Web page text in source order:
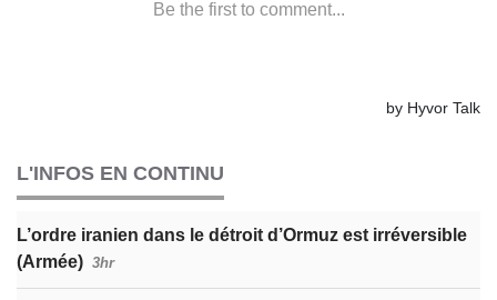
L'INFOS EN CONTINU
L’ordre iranien dans le détroit d’Ormuz est irréversible
(Armée) 3hr